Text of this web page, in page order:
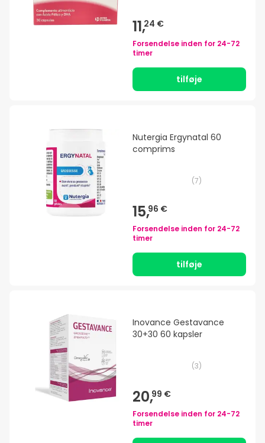
11,24 €
Forsendelse inden for 24-72
timer
tilføje
Nutergia Ergynatal 60
comprims
(7)
15,96 €
Forsendelse inden for 24-72
timer
tilføje
Inovance Gestavance
30+30 60 kapsler
(3)
20,99 €
Forsendelse inden for 24-72
timer